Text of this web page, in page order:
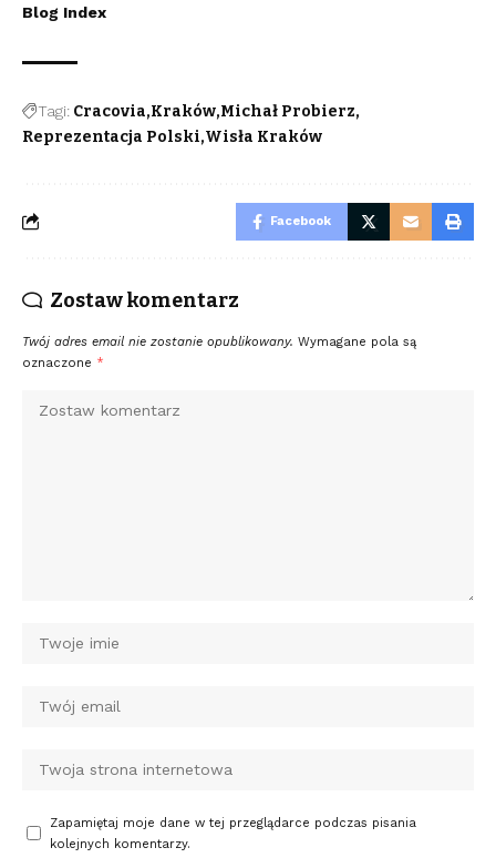
Blog Index
Tagi: Cracovia Kraków Michał Probierz
Reprezentacja Polski Wisła Kraków
Facebook
Zostaw komentarz
Twój adres email nie zostanie opublikowany. Wymagane pola są
oznaczone *
Zapamiętaj moje dane w tej przeglądarce podczas pisania
kolejnych komentarzy.